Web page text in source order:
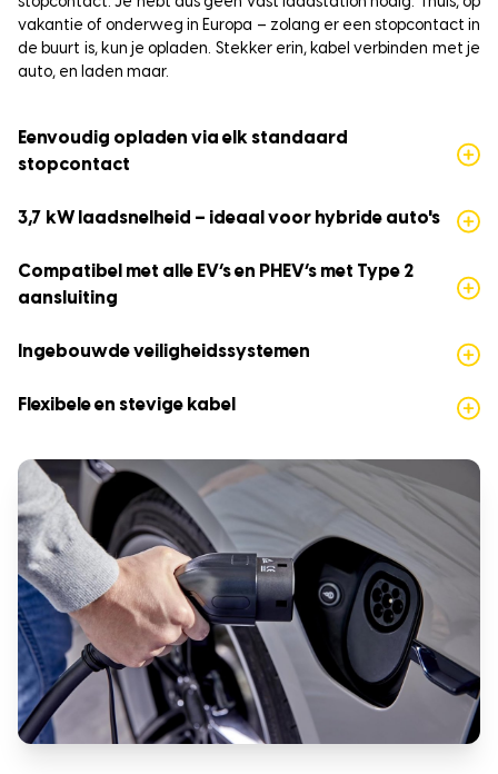
vakantie of onderweg in Europa – zolang er een stopcontact in
de buurt is, kun je opladen. Stekker erin, kabel verbinden met je
auto, en laden maar.
Eenvoudig opladen via elk standaard
stopcontact
3,7 kW laadsnelheid – ideaal voor hybride auto's
Compatibel met alle EV’s en PHEV’s met Type 2
aansluiting
Ingebouwde veiligheidssystemen
Flexibele en stevige kabel